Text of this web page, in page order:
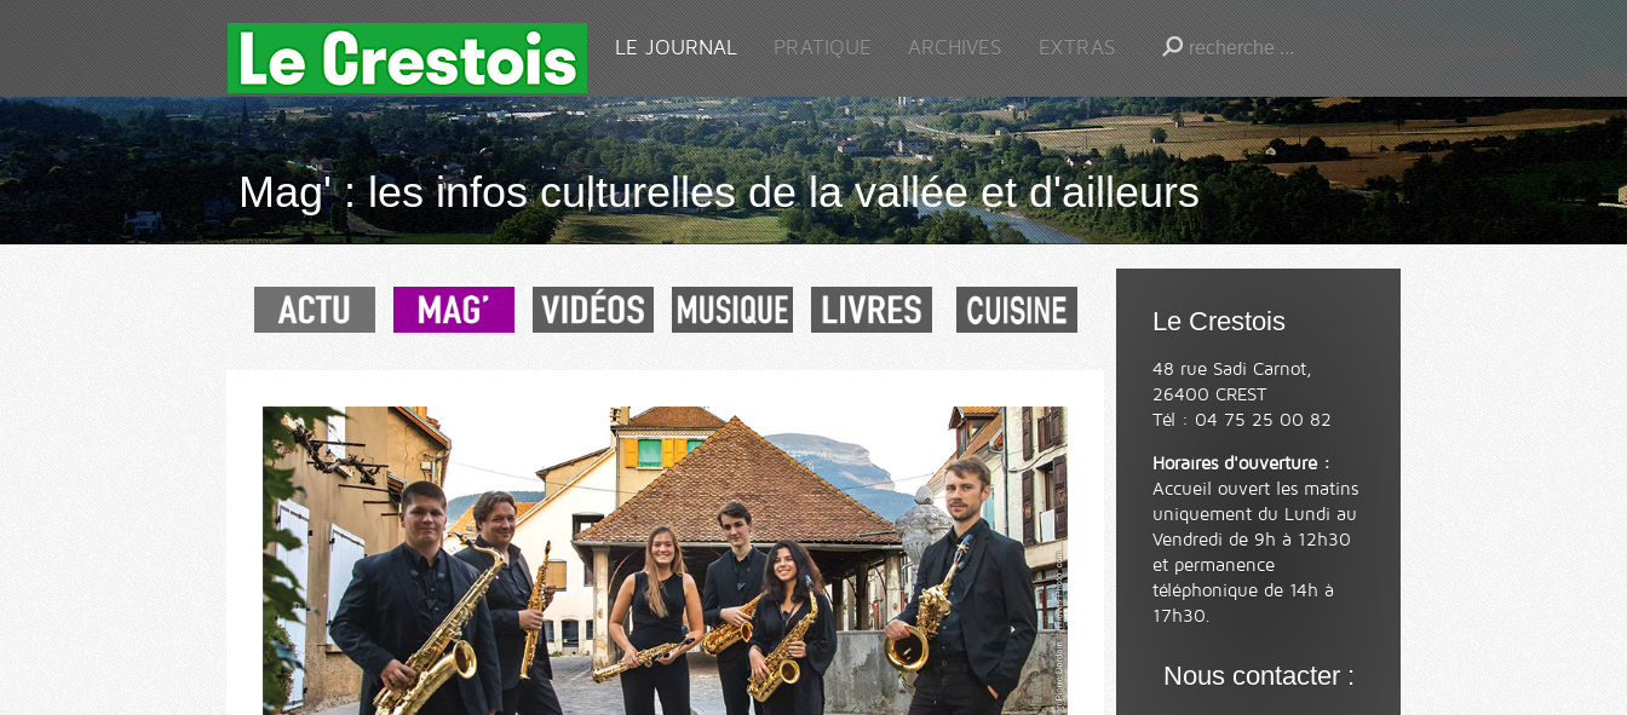
LE JOURNAL PRATIQUE ARCHIVES EXTRAS
Mag' : les infos culturelles de la vallée et d'ailleurs
Le Crestois
48 rue Sadi Carnot,
26400 CREST
Tél : 04 75 25 00 82
Horaires d'ouverture :
Accueil ouvert les matins
uniquement du Lundi au
Vendredi de 9h à 12h30
et permanence
téléphonique de 14h à
17h30.
Nous contacter :